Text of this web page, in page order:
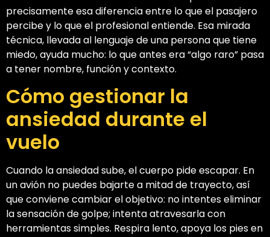
precisamente esa diferencia entre lo que el pasajero
percibe y lo que el profesional entiende. Esa mirada
técnica, llevada al lenguaje de una persona que tiene
miedo, ayuda mucho: lo que antes era “algo raro” pasa
a tener nombre, función y contexto.
Cómo gestionar la
ansiedad durante el
vuelo
Cuando la ansiedad sube, el cuerpo pide escapar. En
un avión no puedes bajarte a mitad de trayecto, así
que conviene cambiar el objetivo: no intentes eliminar
la sensación de golpe; intenta atravesarla con
herramientas simples. Respira lento, apoya los pies en